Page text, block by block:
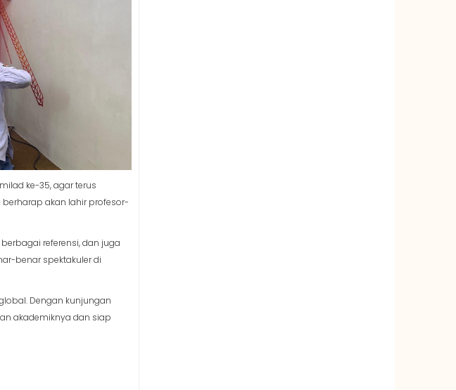
ke-35, agar terus
akan lahir profesor-
referensi, dan juga
benar spektakuler di
Dengan kunjungan
akademiknya dan siap